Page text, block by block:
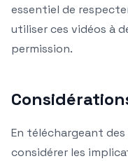
essentiel de
utiliser ces vidéos à
permission.
En téléchargeant
considérer les